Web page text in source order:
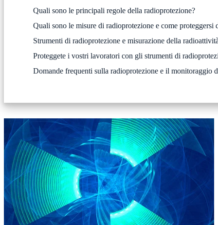
Quali sono le principali regole della radioprotezione?
Quali sono le misure di radioprotezione e come proteggersi
Strumenti di radioprotezione e misurazione della
Proteggete i vostri lavoratori con gli strumenti di
Domande frequenti sulla radioprotezione e il monitoraggio